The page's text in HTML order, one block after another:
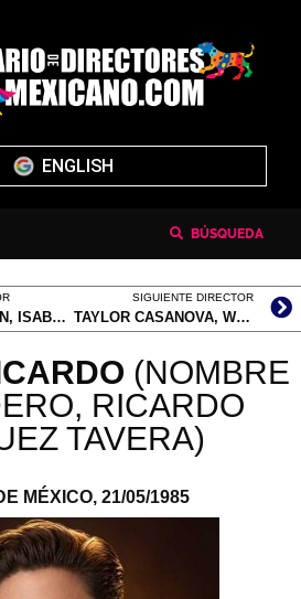
ENGLISH
BÚSQUEDA
TARDAN PERRÍN, ISABELLE
SIGUIENTE DIRECTOR
TAYLOR CASANOVA, WILLIAM
(NOMBRE
RICARDO
TAVERA)
MÉXICO, 21/05/1985